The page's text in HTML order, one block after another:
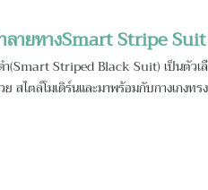
ลายทางSmart Stripe Suit
(Smart Striped Black Suit) เป็นตัวเ
สไตล์โมเดิร์นและมาพร้อมกับกางเกงทร